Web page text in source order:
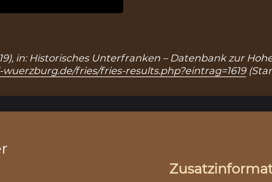
in: Historisches Unterfranken – Datenbank zur
fries/fries-results.php?eintrag=1619